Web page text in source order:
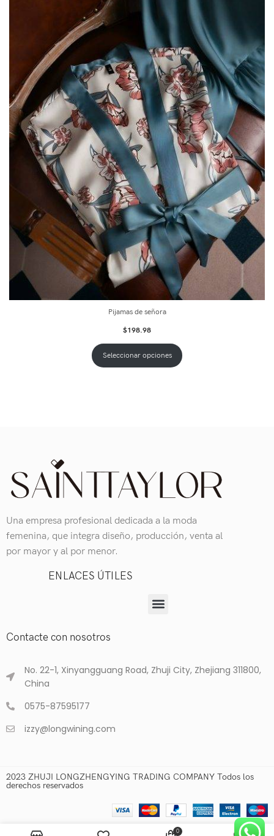
Pijamas de señora
$198.98
Seleccionar opciones
Una empresa profesional dedicada a la moda
femenina, que integra diseño, producción, venta al
por mayor y al por menor.
ENLACES ÚTILES
Contacte con nosotros
No. 22-1, Xinyangguang Road, Zhuji City, Zhejiang 311800,
China
0575-87595177
izzy@longwining.com
2023 ZHUJI LONGZHENGYING TRADING COMPANY Todos los
derechos reservados
0